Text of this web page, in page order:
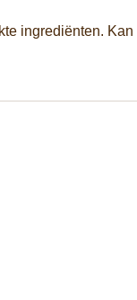
ingrediënten.